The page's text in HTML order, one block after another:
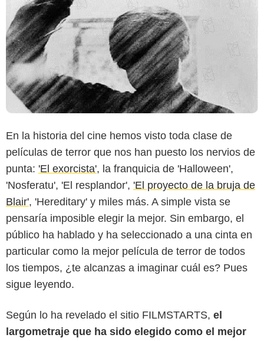
En la historia del cine hemos visto toda clase de
películas de terror que nos han puesto los nervios de
punta: 'El exorcista', la franquicia de 'Halloween',
'Nosferatu', 'El resplandor', 'El proyecto de la bruja de
Blair', 'Hereditary' y miles más. A simple vista se
pensaría imposible elegir la mejor. Sin embargo, el
público ha hablado y ha seleccionado a una cinta en
particular como la mejor película de terror de todos
los tiempos, ¿te alcanzas a imaginar cuál es? Pues
sigue leyendo.
Según lo ha revelado el sitio FILMSTARTS, el
largometraje que ha sido elegido como el mejor